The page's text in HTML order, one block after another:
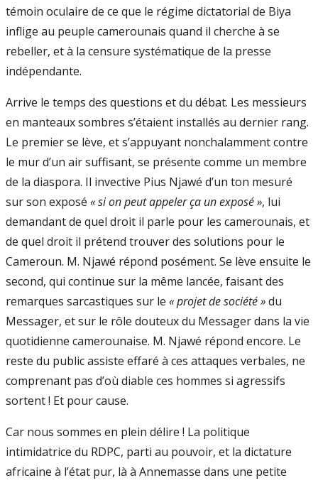
témoin oculaire de ce que le régime dictatorial de Biya
inflige au peuple camerounais quand il cherche à se
rebeller, et à la censure systématique de la presse
indépendante.
Arrive le temps des questions et du débat. Les messieurs
en manteaux sombres s’étaient installés au dernier rang.
Le premier se lève, et s’appuyant nonchalamment contre
le mur d’un air suffisant, se présente comme un membre
de la diaspora. Il invective Pius Njawé d’un ton mesuré
sur son exposé « si on peut appeler ça un exposé », lui
demandant de quel droit il parle pour les camerounais, et
de quel droit il prétend trouver des solutions pour le
Cameroun. M. Njawé répond posément. Se lève ensuite le
second, qui continue sur la même lancée, faisant des
remarques sarcastiques sur le « projet de société »du
Messager, et sur le rôle douteux du Messager dans la vie
quotidienne camerounaise. M. Njawé répond encore. Le
reste du public assiste effaré à ces attaques verbales, ne
comprenant pas d’où diable ces hommes si agressifs
sortent ! Et pour cause.
Car nous sommes en plein délire ! La politique
intimidatrice du RDPC, parti au pouvoir, et la dictature
africaine à l’état pur, là à Annemasse dans une petite